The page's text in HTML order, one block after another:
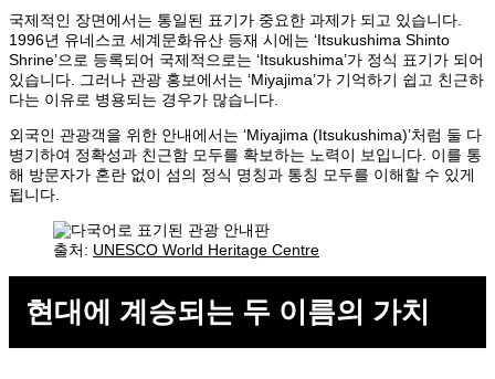
국제적인 장면에서는 통일된 표기가 중요한 과제가 되고 있습니다.
1996년 유네스코 세계문화유산 등재 시에는 ‘Itsukushima Shinto
Shrine’으로 등록되어 국제적으로는 ‘Itsukushima’가 정식 표기가 되어
있습니다. 그러나 관광 홍보에서는 ‘Miyajima’가 기억하기 쉽고 친근하
다는 이유로 병용되는 경우가 많습니다.
외국인 관광객을 위한 안내에서는 ‘Miyajima (Itsukushima)’처럼 둘 다
병기하여 정확성과 친근함 모두를 확보하는 노력이 보입니다. 이를 통
해 방문자가 혼란 없이 섬의 정식 명칭과 통칭 모두를 이해할 수 있게
됩니다.
출처: UNESCO World Heritage Centre
현대에 계승되는 두 이름의 가치